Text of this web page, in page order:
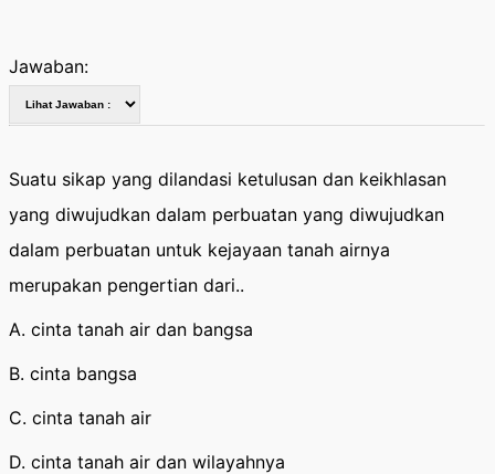
Jawaban:
Suatu sikap yang dilandasi ketulusan dan keikhlasan
yang diwujudkan dalam perbuatan yang diwujudkan
dalam perbuatan untuk kejayaan tanah airnya
merupakan pengertian dari..
A. cinta tanah air dan bangsa
B. cinta bangsa
C. cinta tanah air
D. cinta tanah air dan wilayahnya